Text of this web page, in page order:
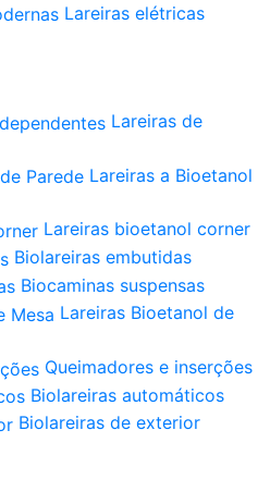
Lareiras elétricas
Lareiras de
Lareiras a Bioetanol
Lareiras bioetanol corner
Biolareiras embutidas
Biocaminas suspensas
Lareiras Bioetanol de
Queimadores e inserções
Biolareiras automáticos
Biolareiras de exterior